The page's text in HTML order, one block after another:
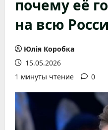
почему её
на всю
Юлія Коробка
15.05.2026
1 минуты чтение
0